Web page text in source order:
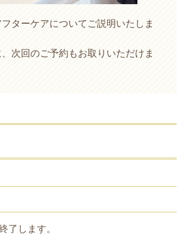
ターケアについてご説明いたしま
次回のご予約もお取りいただけま
了します。